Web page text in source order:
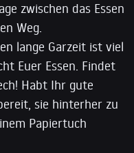
zwischen das Essen
Weg.
lange Garzeit ist viel
Euer Essen. Findet
Habt Ihr gute
sie hinterher zu
Papiertuch